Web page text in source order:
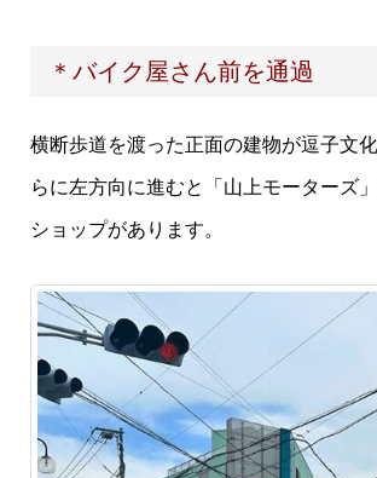
＊バイク屋さん前を通過
横断歩道を渡った正面の建物が逗子文
らに左方向に進むと「山上モーターズ
ショップがあります。